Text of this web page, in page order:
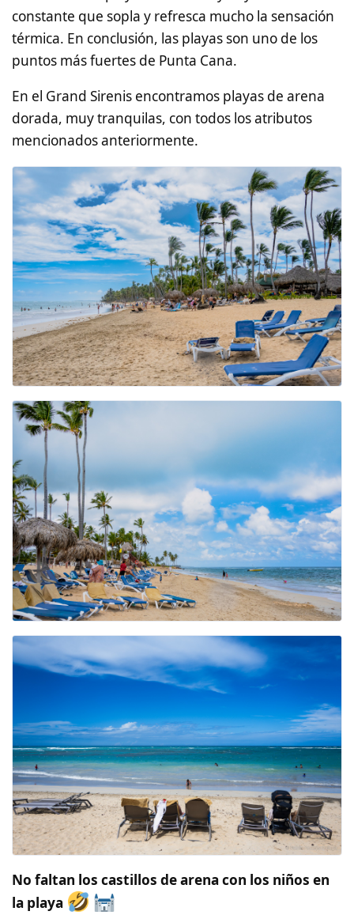
constante que sopla y refresca mucho la sensación
térmica. En conclusión, las playas son uno de los
puntos más fuertes de Punta Cana.
En el Grand Sirenis encontramos playas de arena
dorada, muy tranquilas, con todos los atributos
mencionados anteriormente.
No faltan los castillos de arena con los niños en
la playa